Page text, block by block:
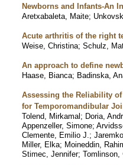
Newborns and Infants-An
Aretxabaleta, Maite;
Acute arthritis of the right
Weise, Christina; Schulz,
An approach to define
Haase, Bianca; Badinska,
Assessing the Reliability
for Temporomandibular
Tolend, Mirkamal; Doria,
Appenzeller, Simone;
Clemente, Emilio J. ;
Miller, Elka; Moineddin,
Stimec, Jennifer; Tomlinson,